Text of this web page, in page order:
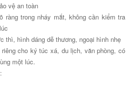
vệ an toàn
ràng trong nháy mắt, không cần kiểm tra
thì, hình dáng dễ thương, ngoại hình nhẹ
cho ký túc xá, du lịch, văn phòng, có
một lúc.